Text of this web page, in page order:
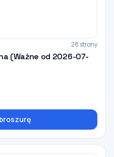
28 strony
(Ważne od 2026-07-